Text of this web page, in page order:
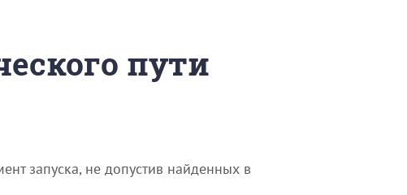
пути
запуска, не допустив найденных в